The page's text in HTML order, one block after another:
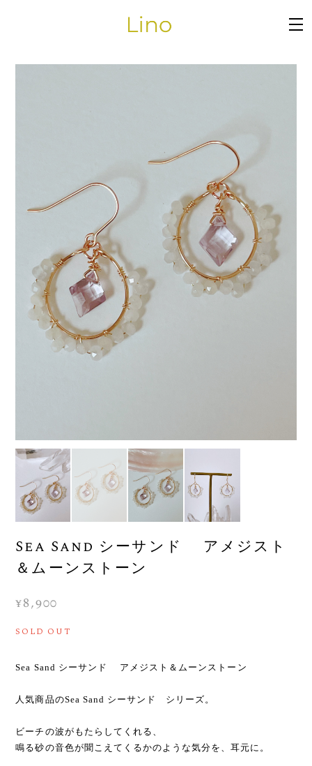
Sea Sand シーサンド アメジスト
＆ムーンストーン
¥8,900
SOLD OUT
Sea Sand シーサンド アメジスト＆ムーンストーン
人気商品のSea Sand シーサンド シリーズ。
ビーチの波がもたらしてくれる、
鳴る砂の音色が聞こえてくるかのような気分を、耳元に。